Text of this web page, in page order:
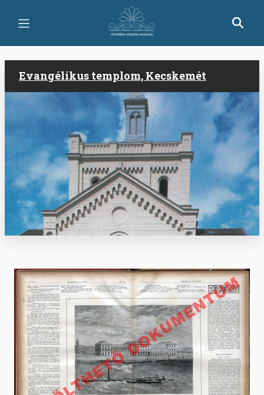
main
Evangélikus templom, Kecskemét